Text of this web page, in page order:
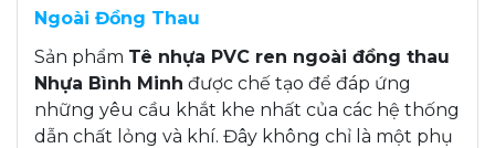
Ngoài Đồng Thau
Sản phẩm Tê nhựa PVC ren ngoài đồng thau
Nhựa Bình Minh được chế tạo để đáp ứng
những yêu cầu khắt khe nhất của các hệ thống
dẫn chất lỏng và khí. Đây không chỉ là một phụ